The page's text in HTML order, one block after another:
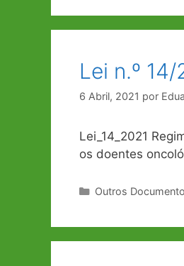
Lei n.º
6 Abril, 2021 por
Lei_14_2021
os doentes
Categorias
Outros